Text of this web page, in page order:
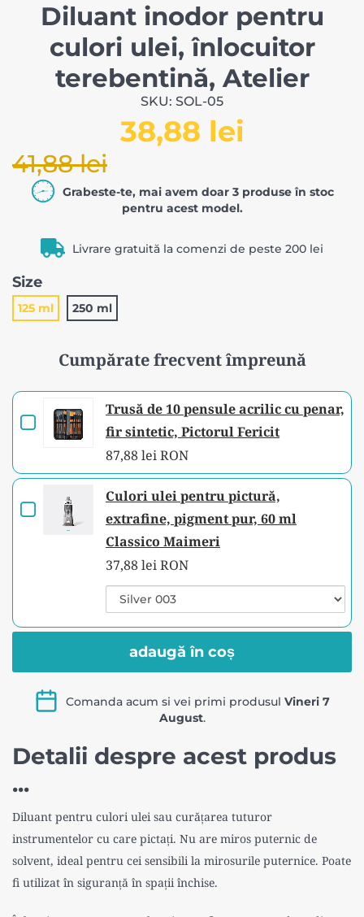
Diluant inodor pentru
culori ulei, înlocuitor
terebentină, Atelier
SKU: SOL-05
38,88 lei
41,88 lei
Grabeste-te, mai avem doar 3 produse în stoc
pentru acest model.
Livrare gratuită la comenzi de peste 200 lei
Size
125 ml 250 ml
Cumpărate frecvent împreună
Checkbox
Trusă
10
fir
Fericit
Trusă de 10 pensule acrilic cu penar,
fir sintetic, Pictorul Fericit
87,88 lei RON
Checkbox
pictură,
pigment
pur,
ml
Classico
Maimeri
Culori ulei pentru pictură,
extrafine, pigment pur, 60 ml
Classico Maimeri
37,88 lei RON
Variant
selector
for
Culori
pentru
pictură,
pigment
ml
Classico
adaugă în coș
Comanda acum si vei primi produsul Vineri 7
August.
Detalii despre acest produs
...
Diluant pentru culori ulei sau curățarea tuturor
instrumentelor cu care pictați. Nu are miros puternic de
solvent, ideal pentru cei sensibili la mirosurile puternice. Poate
fi utilizat în siguranță în spații închise.